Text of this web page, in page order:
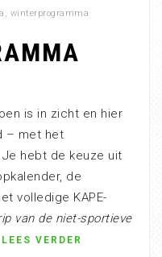
, winterprogramma
is in zicht en hier
– met het
hebt de keuze uit
de
volledige KAPE-
van de niet-sportieve
LEES VERDER